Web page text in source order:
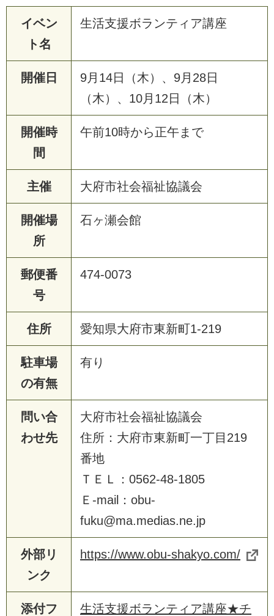
イベン
ト名
生活支援ボランティア講座
開催日
9月14日（木）、9月28日
（木）、10月12日（木）
開催時
間
午前10時から正午まで
主催 大府市社会福祉協議会
開催場
所
石ヶ瀬会館
郵便番
号
474-0073
住所 愛知県大府市東新町1-219
駐車場
の有無
有り
問い合
わせ先
大府市社会福祉協議会
住所：大府市東新町一丁目219
番地
ＴＥＬ：0562-48-1805
Ｅ-mail：obu-
fuku@ma.medias.ne.jp
外部リ
ンク
https://www.obu-shakyo.com/
添付フ
生活支援ボランティア講座★チ